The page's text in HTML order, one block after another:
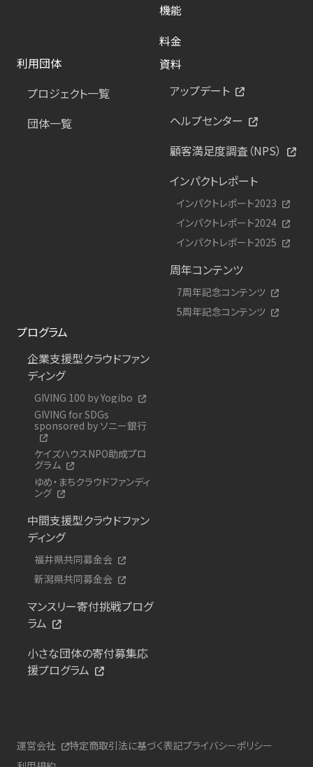
機能
料金
利用団体
プロジェクト一覧
団体一覧
資料
アップデート
ヘルプセンター
顧客満足度調査（NPS）
インパクトレポート
インパクトレポート2023
インパクトレポート2024
インパクトレポート2025
周年コンテンツ
7周年記念コンテンツ
5周年記念コンテンツ
プログラム
企業支援型クラウドファン
ディング
GIVING 100 by Yogibo
GIVING for SDGs
sponsored by ソニー銀行
ケイズハウスNPO助成プロ
グラム
ゆめ・まちクラウドファンディ
ング
中間支援型クラウドファン
ディング
福井県共同募金会
新潟県共同募金会
マンスリー寄付挑戦プログ
ラム
小さな団体の寄付募集応
援プログラム
運営会社 特定商取引法に基づく表記プライバシーポリシー